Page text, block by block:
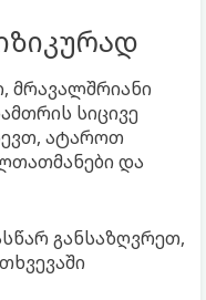
მრავალშრიანი
სიცივე
ატაროთ
და
განსაზღვრეთ,